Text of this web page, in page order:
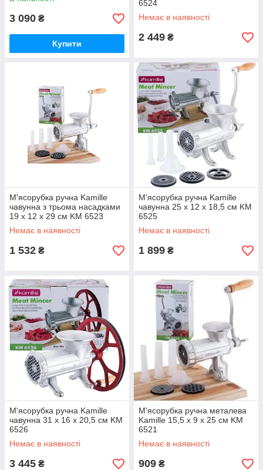
3 090 ₴
Купити
6524
Немає в наявності
2 449 ₴
М'ясорубка ручна Kamille
чавунна з трьома насадками
19 х 12 х 29 см KM 6523
Немає в наявності
1 532 ₴
М'ясорубка ручна Kamille
чавунна 25 х 12 х 18,5 см KM
6525
Немає в наявності
1 899 ₴
М'ясорубка ручна Kamille
чавунна 31 х 16 х 20,5 см KM
6526
Немає в наявності
3 445 ₴
М'ясорубка ручна металева
Kamille 15,5 х 9 х 25 см KM
6521
Немає в наявності
909 ₴